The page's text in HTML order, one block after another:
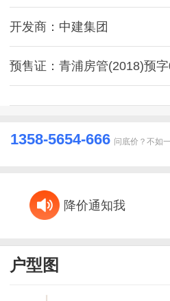
开发商：中建集团
预售证：青浦房管(2018)预
1358-5654-666 问底价？不如
降价通知我
户型图